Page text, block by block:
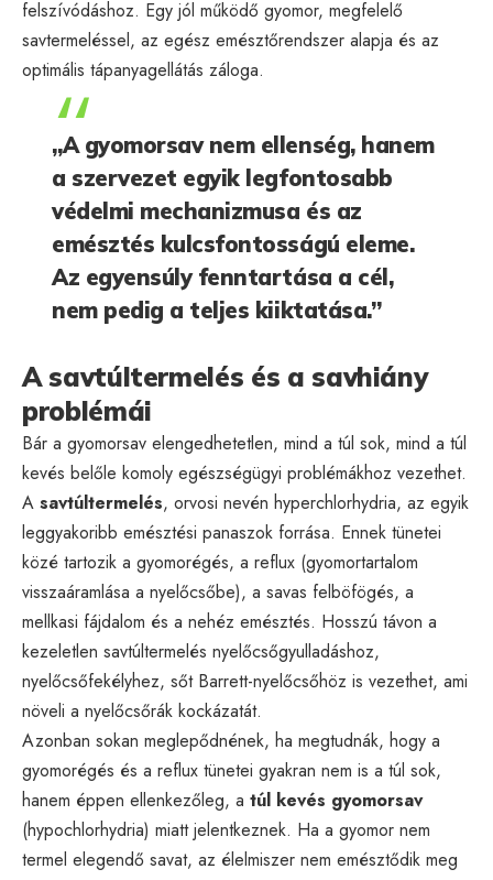
felszívódáshoz. Egy jól működő gyomor, megfelelő
savtermeléssel, az egész emésztőrendszer alapja és az
optimális tápanyagellátás záloga.
„A gyomorsav nem ellenség, hanem
a szervezet egyik legfontosabb
védelmi mechanizmusa és az
emésztés kulcsfontosságú eleme.
Az egyensúly fenntartása a cél,
nem pedig a teljes kiiktatása.”
A savtúltermelés és a savhiány
problémái
Bár a gyomorsav elengedhetetlen, mind a túl sok, mind a túl
kevés belőle komoly egészségügyi problémákhoz vezethet.
A savtúltermelés, orvosi nevén hyperchlorhydria, az egyik
leggyakoribb emésztési panaszok forrása. Ennek tünetei
közé tartozik a gyomorégés, a reflux (gyomortartalom
visszaáramlása a nyelőcsőbe), a savas felböfögés, a
mellkasi fájdalom és a nehéz emésztés. Hosszú távon a
kezeletlen savtúltermelés nyelőcsőgyulladáshoz,
nyelőcsőfekélyhez, sőt Barrett-nyelőcsőhöz is vezethet, ami
növeli a nyelőcsőrák kockázatát.
Azonban sokan meglepődnének, ha megtudnák, hogy a
gyomorégés és a reflux tünetei gyakran nem is a túl sok,
hanem éppen ellenkezőleg, a túl kevés gyomorsav
(hypochlorhydria) miatt jelentkeznek. Ha a gyomor nem
termel elegendő savat, az élelmiszer nem emésztődik meg